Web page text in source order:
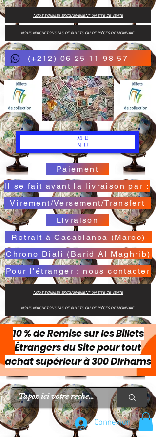
(+212) 06 25 11 98 57
ME
NU
Paiement
Virement/Versement/Transfert
Livraison
Retrait à Casablanca (Maroc)
Il se fait avant la livraison par :
Chrono Diali (Barid Al Maghrib)
NOUS N'ACHETONS PAS DE BILLETS OU DE PIÈCES DE MONNAIE.
NOUS SOMMES EXCLUSIVEMENT UN SITE DE VENTE
Pour l'étranger : nous contacter
NOUS SOMMES EXCLUSIVEMENT UN SITE DE VENTE
NOUS N'ACHETONS PAS DE BILLETS OU DE PIÈCES DE MONNAIE.
10 % de Remise sur les Billets
Étrangers du Site pour tout
achat supérieur à 300 Dirhams
Connexion